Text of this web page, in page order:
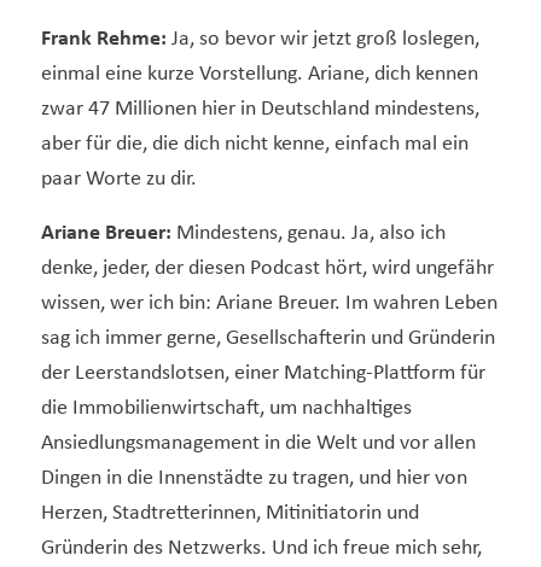
Frank Rehme: Ja, so bevor wir jetzt groß loslegen,
einmal eine kurze Vorstellung. Ariane, dich kennen
zwar 47 Millionen hier in Deutschland mindestens,
aber für die, die dich nicht kenne, einfach mal ein
paar Worte zu dir.
Ariane Breuer: Mindestens, genau. Ja, also ich
denke, jeder, der diesen Podcast hört, wird ungefähr
wissen, wer ich bin: Ariane Breuer. Im wahren Leben
sag ich immer gerne, Gesellschafterin und Gründerin
der Leerstandslotsen, einer Matching-Plattform für
die Immobilienwirtschaft, um nachhaltiges
Ansiedlungsmanagement in die Welt und vor allen
Dingen in die Innenstädte zu tragen, und hier von
Herzen, Stadtretterinnen, Mitinitiatorin und
Gründerin des Netzwerks. Und ich freue mich sehr,